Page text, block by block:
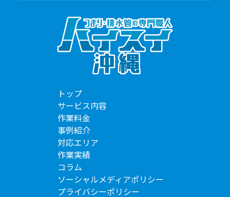
トップ
サービス内容
作業料金
事例紹介
対応エリア
作業実績
コラム
ソーシャルメディアポリシー
プライバシーポリシー